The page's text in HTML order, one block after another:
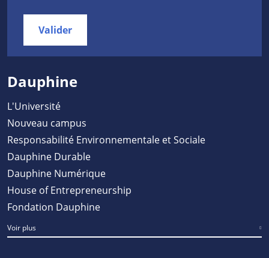
Valider
Dauphine
L'Université
Nouveau campus
Responsabilité Environnementale et Sociale
Dauphine Durable
Dauphine Numérique
House of Entrepreneurship
Fondation Dauphine
Voir plus